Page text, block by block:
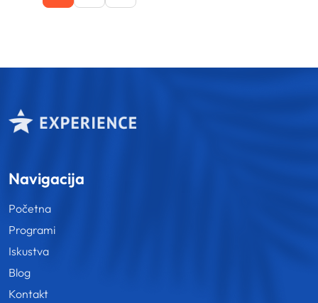
Navigacija
Početna
Programi
Iskustva
Blog
Kontakt